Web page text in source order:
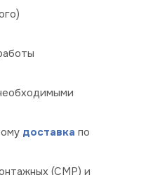
доставка по
(СМР) и